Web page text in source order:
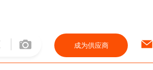
成为供应商